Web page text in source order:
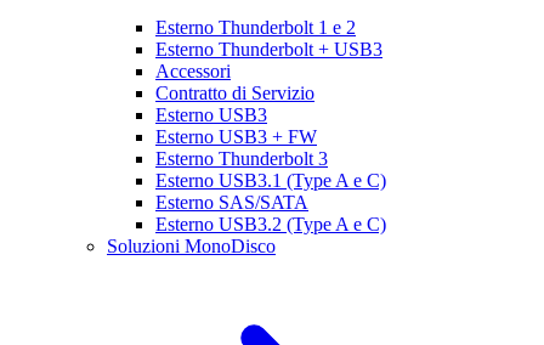
Esterno Thunderbolt 1 e 2
Esterno Thunderbolt + USB3
Accessori
Contratto di Servizio
Esterno USB3
Esterno USB3 + FW
Esterno Thunderbolt 3
Esterno USB3.1 (Type A e C)
Esterno SAS/SATA
Esterno USB3.2 (Type A e C)
Soluzioni MonoDisco